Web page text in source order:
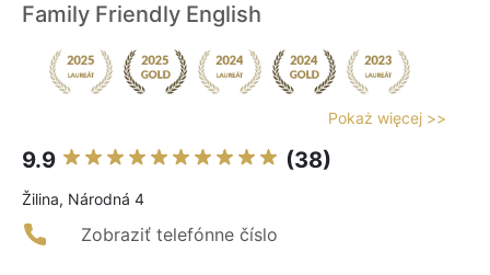
Family Friendly English
Pokaż więcej >>
9.9 (38)
Žilina, Národná 4
Zobraziť telefónne číslo